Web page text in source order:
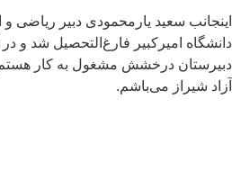
سعید یارمحمودی دبیر ریاضی و
امیرکبیر فارغ‌التحصیل شد و در
درخشش مشغول به کار هستم
شیراز می‌باشم.